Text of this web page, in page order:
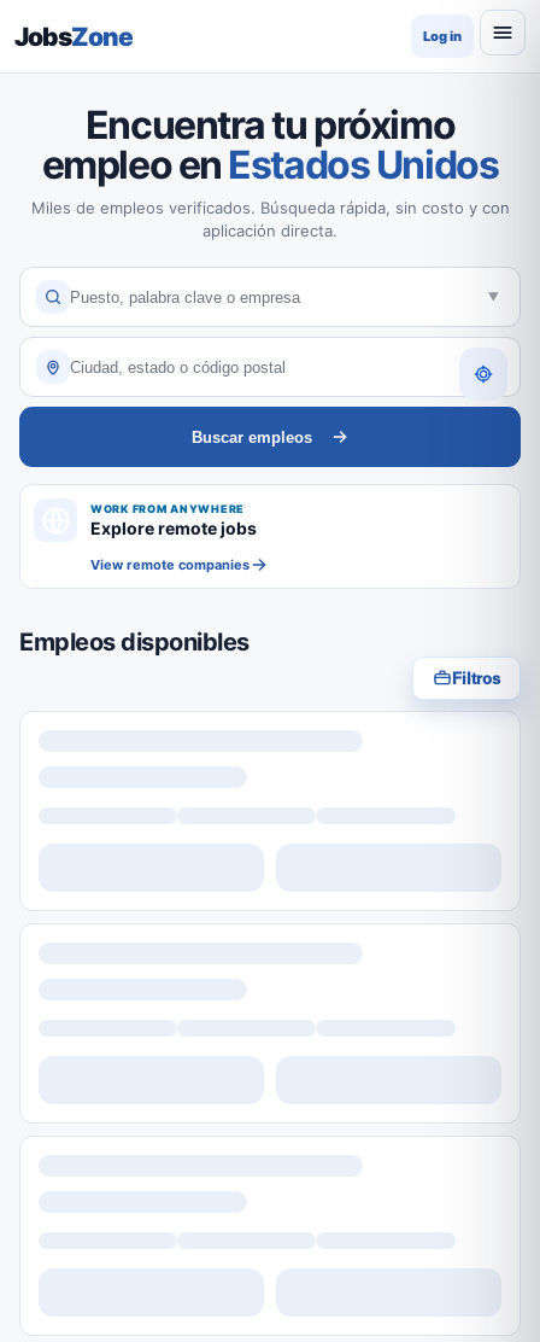
JobsZone Log in
Encuentra tu próximo
empleo en Estados Unidos
Miles de empleos verificados. Búsqueda rápida, sin costo y con
aplicación directa.
Buscar empleos
WORK FROM ANYWHERE
Explore remote jobs
View remote companies
Empleos disponibles
Filtros